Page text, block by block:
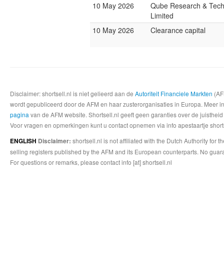
10 May 2026
Qube Research &
Limited
10 May 2026
Clearance capital
Disclaimer: shortsell.nl is niet gelieerd aan de Autoriteit Financiele Markten
wordt gepubliceerd door de AFM en haar zusterorganisaties in Europa.
pagina van de AFM website. Shortsell.nl geeft geen garanties over de
Voor vragen en opmerkingen kunt u contact opnemen via info apestaartje
ENGLISH Disclaimer: shortsell.nl is not affiliated with the Dutch Authority for
selling registers published by the AFM and its European counterparts. No
For questions or remarks, please contact info [at] shortsell.nl